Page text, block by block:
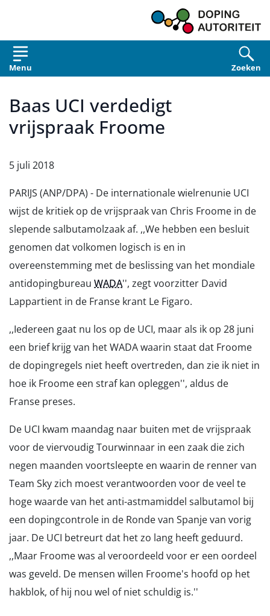
Menu Zoeken
Baas UCI verdedigt
vrijspraak Froome
5 juli 2018
PARIJS (ANP/DPA) - De internationale wielrenunie UCI
wijst de kritiek op de vrijspraak van Chris Froome in de
slepende salbutamolzaak af. ,,We hebben een besluit
genomen dat volkomen logisch is en in
overeenstemming met de beslissing van het mondiale
antidopingbureau WADA'', zegt voorzitter David
Lappartient in de Franse krant Le Figaro.
,,Iedereen gaat nu los op de UCI, maar als ik op 28 juni
een brief krijg van het WADA waarin staat dat Froome
de dopingregels niet heeft overtreden, dan zie ik niet in
hoe ik Froome een straf kan opleggen'', aldus de
Franse preses.
De UCI kwam maandag naar buiten met de vrijspraak
voor de viervoudig Tourwinnaar in een zaak die zich
negen maanden voortsleepte en waarin de renner van
Team Sky zich moest verantwoorden voor de veel te
hoge waarde van het anti-astmamiddel salbutamol bij
een dopingcontrole in de Ronde van Spanje van vorig
jaar. De UCI betreurt dat het zo lang heeft geduurd.
,,Maar Froome was al veroordeeld voor er een oordeel
was geveld. De mensen willen Froome's hoofd op het
hakblok, of hij nou wel of niet schuldig is.''